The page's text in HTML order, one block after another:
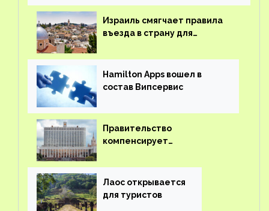
Израиль смягчает правила
въезда в страну для
Hamilton Apps вошел в
состав Випсервис
Правительство
компенсирует
вывоз россиян из-за рубежа
Лаос открывается
для туристов